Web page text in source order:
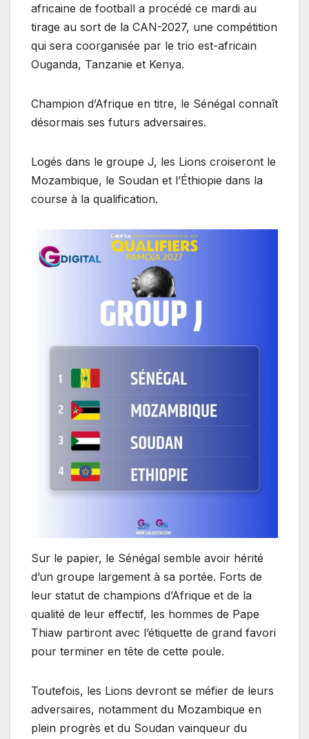
africaine de football a procédé ce mardi au
tirage au sort de la CAN-2027, une compétition
qui sera coorganisée par le trio est-africain
Ouganda, Tanzanie et Kenya.
Champion d’Afrique en titre, le Sénégal connaît
désormais ses futurs adversaires.
Logés dans le groupe J, les Lions croiseront le
Mozambique, le Soudan et l’Éthiopie dans la
course à la qualification.
Sur le papier, le Sénégal semble avoir hérité
d’un groupe largement à sa portée. Forts de
leur statut de champions d’Afrique et de la
qualité de leur effectif, les hommes de Pape
Thiaw partiront avec l’étiquette de grand favori
pour terminer en tête de cette poule.
Toutefois, les Lions devront se méfier de leurs
adversaires, notamment du Mozambique en
plein progrès et du Soudan vainqueur du